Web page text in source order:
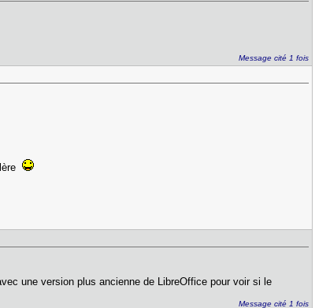
Message cité 1 fois
une version plus ancienne de LibreOffice pour voir si le
Message cité 1 fois